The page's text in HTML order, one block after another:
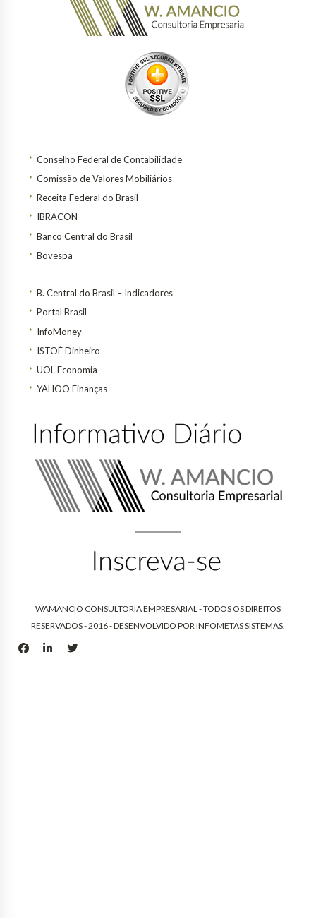
Conselho Federal de Contabilidade
Comissão de Valores Mobiliários
Receita Federal do Brasil
IBRACON
Banco Central do Brasil
Bovespa
B. Central do Brasil – Indicadores
Portal Brasil
InfoMoney
ISTOÉ Dinheiro
UOL Economia
YAHOO Finanças
WAMANCIO CONSULTORIA EMPRESARIAL - TODOS OS DIREITOS
RESERVADOS - 2016 - DESENVOLVIDO POR INFOMETAS SISTEMAS